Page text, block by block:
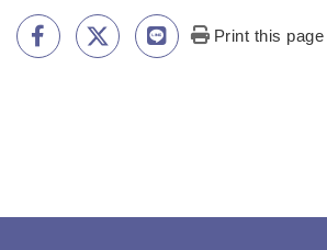
Print this page